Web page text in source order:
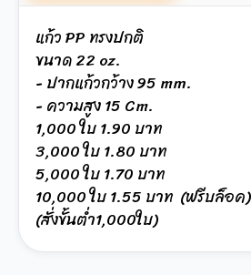
แก้ว PP ทรงปกติ
ขนาด 22 oz.
- ปากแก้วกว้าง 95 mm.
- ความสูง 15 Cm.
1,000 ใบ 1.90 บาท
3,000 ใบ 1.80 บาท
5,000 ใบ 1.70 บาท
10,000 ใบ 1.55 บาท (ฟรีบล็อค)
(สั่งขั้นต่ำ1,000ใบ)